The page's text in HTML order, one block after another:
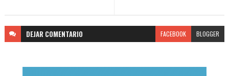
DEJAR COMENTARIO FACEBOOK BLOGGER